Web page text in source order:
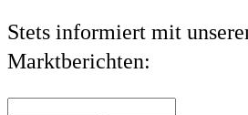
Stets informiert mit
Marktberichten: